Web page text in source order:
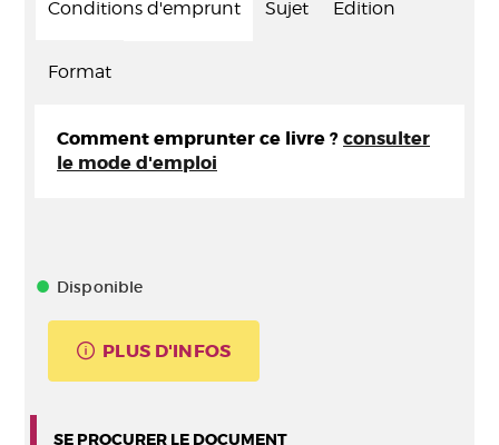
Conditions d'emprunt Sujet Edition
Format
Comment emprunter ce livre ? consulter
le mode d'emploi
Disponible
PLUS D'INFOS
SE PROCURER LE DOCUMENT